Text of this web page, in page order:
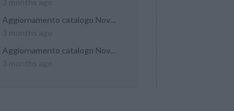
Aggiornamento catalogo Novel...
Aggiornamento catalogo Novel...